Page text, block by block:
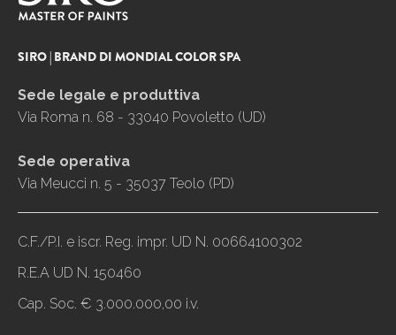
SIRO | BRAND DI MONDIAL COLOR SPA
Sede legale e produttiva
Via Roma n. 68 - 33040 Povoletto (UD)
Sede operativa
Via Meucci n. 5 - 35037 Teolo (PD)
C.F./P.I. e iscr. Reg. impr. UD N. 00664100302
R.E.A UD N. 150460
Cap. Soc. € 3.000.000,00 i.v.